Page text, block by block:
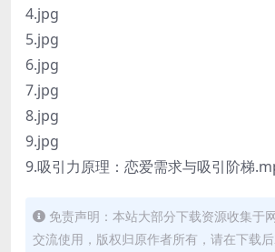
4.jpg
5.jpg
6.jpg
7.jpg
8.jpg
9.jpg
9.吸引力原理：恋爱需求与吸引阶梯
免责声明：本站大部分下载资源收集于
交流使用，版权归原作者所有，请在下载